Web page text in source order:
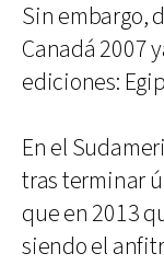
Sin embargo,
Canadá 2007
ediciones:
En el
tras terminar
que en 2013
siendo el